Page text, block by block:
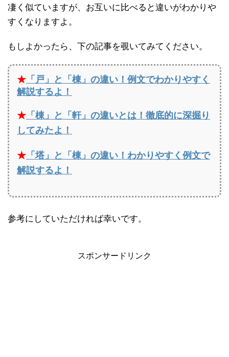
凄く似ていますが、お互いに比べると違いがわかりや
すくなりますよ。
もしよかったら、下の記事を覗いてみてください。
★ 「戸」と「棟」の違い！例文でわかりやすく
解説するよ！
★ 「棟」と「軒」の違いとは！徹底的に深掘り
してみたよ！
★ 「塔」と「棟」の違い！わかりやすく例文で
解説するよ！
参考にしていただければ幸いです。
スポンサードリンク